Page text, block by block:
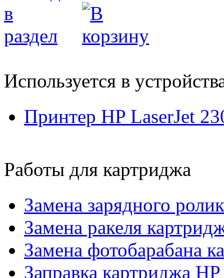
Используется в
Принтер HP LaserJet
Работы для картриджа
Замена зарядного
Замена ракеля
Замена фотобарабана
Заправка картриджа